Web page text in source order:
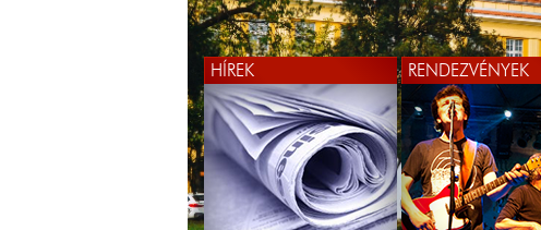
HÍREK RENDEZVÉNYEK